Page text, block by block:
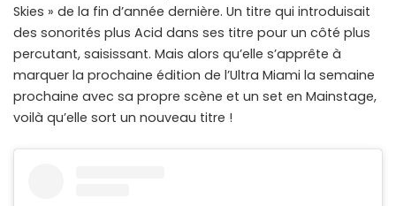
Skies » de la fin d’année dernière. Un titre qui introduisait
des sonorités plus Acid dans ses titre pour un côté plus
percutant, saisissant. Mais alors qu’elle s’apprête à
marquer la prochaine édition de l’Ultra Miami la semaine
prochaine avec sa propre scène et un set en Mainstage,
voilà qu’elle sort un nouveau titre !